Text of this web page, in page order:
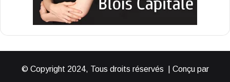
© Copyright 2024, Tous droits réservés | Conçu par